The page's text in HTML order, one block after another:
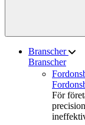
Branscher
Branscher
För